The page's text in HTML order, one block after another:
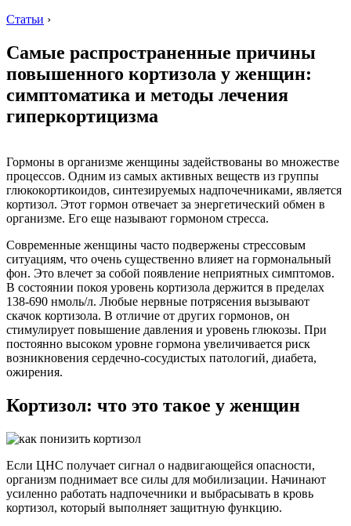
Статьи ›
Самые распространенные причины
повышенного кортизола у женщин:
симптоматика и методы лечения
гиперкортицизма
Гормоны в организме женщины задействованы во множестве
процессов. Одним из самых активных веществ из группы
глюкокортикоидов, синтезируемых надпочечниками, является
кортизол. Этот гормон отвечает за энергетический обмен в
организме. Его еще называют гормоном стресса.
Современные женщины часто подвержены стрессовым
ситуациям, что очень существенно влияет на гормональный
фон. Это влечет за собой появление неприятных симптомов.
В состоянии покоя уровень кортизола держится в пределах
138-690 нмоль/л. Любые нервные потрясения вызывают
скачок кортизола. В отличие от других гормонов, он
стимулирует повышение давления и уровень глюкозы. При
постоянно высоком уровне гормона увеличивается риск
возникновения сердечно-сосудистых патологий, диабета,
ожирения.
Кортизол: что это такое у женщин
Если ЦНС получает сигнал о надвигающейся опасности,
организм поднимает все силы для мобилизации. Начинают
усиленно работать надпочечники и выбрасывать в кровь
кортизол, который выполняет защитную функцию.